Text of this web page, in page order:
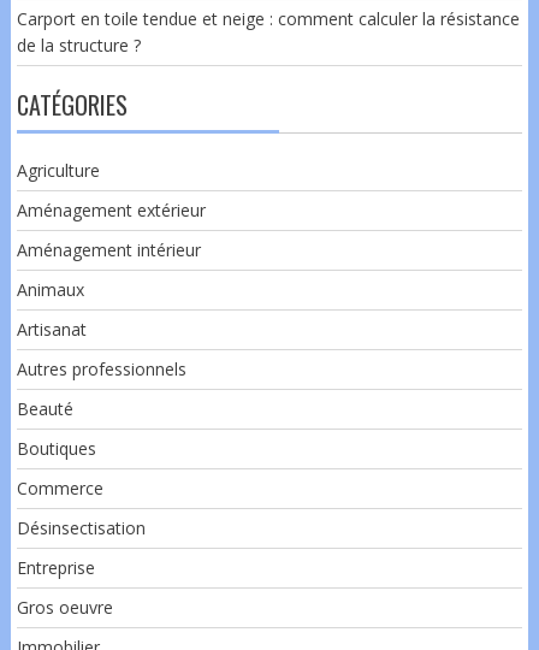
Carport en toile tendue et neige : comment calculer la résistance
de la structure ?
CATÉGORIES
Agriculture
Aménagement extérieur
Aménagement intérieur
Animaux
Artisanat
Autres professionnels
Beauté
Boutiques
Commerce
Désinsectisation
Entreprise
Gros oeuvre